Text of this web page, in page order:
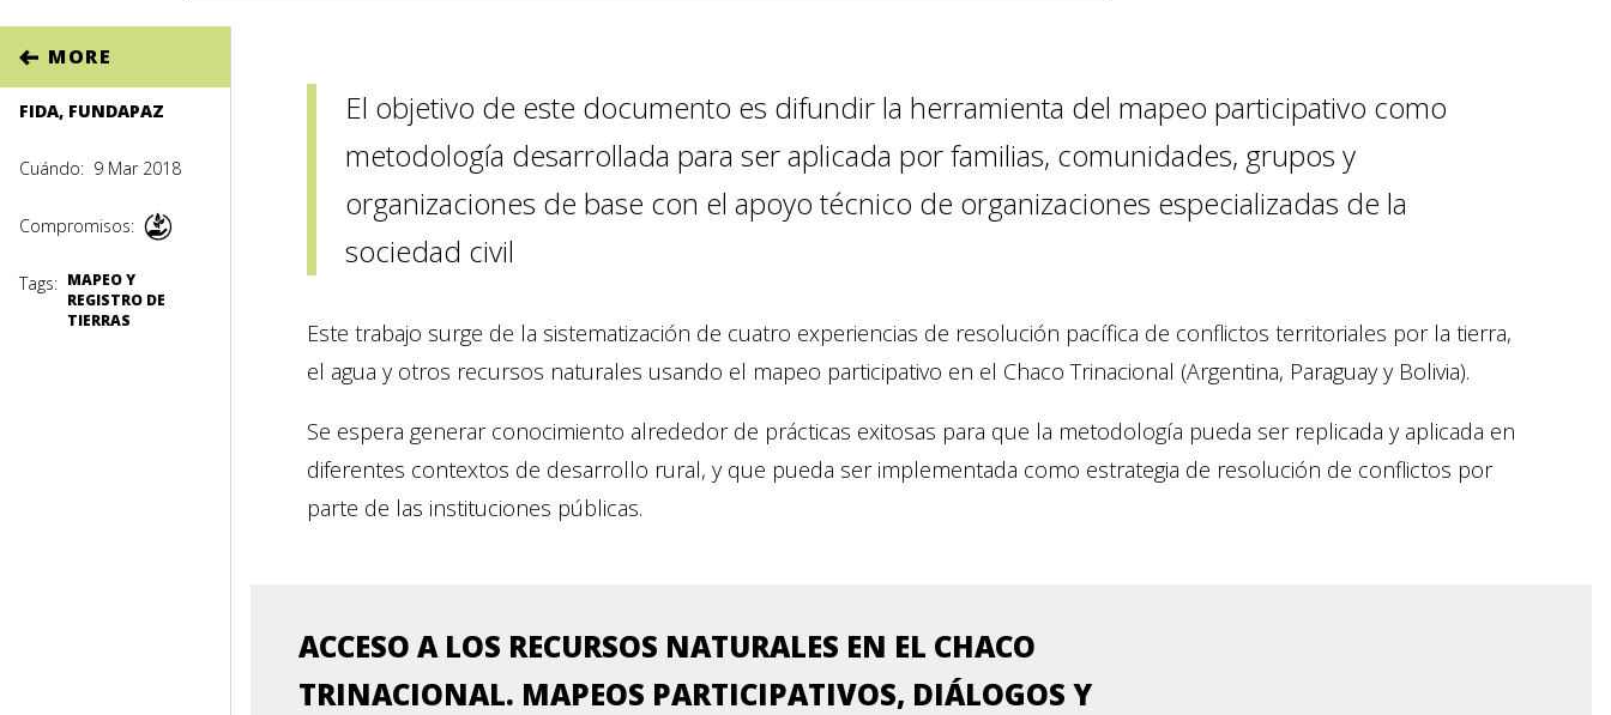
MORE
FIDA, FUNDAPAZ
Cuándo: 9 Mar 2018
Compromisos:
Tags: MAPEO Y
REGISTRO DE
TIERRAS
El objetivo de este documento es difundir la herramienta del mapeo participativo como
metodología desarrollada para ser aplicada por familias, comunidades, grupos y
organizaciones de base con el apoyo técnico de organizaciones especializadas de la
sociedad civil
Este trabajo surge de la sistematización de cuatro experiencias de resolución pacífica de conflictos territoriales por la tierra,
el agua y otros recursos naturales usando el mapeo participativo en el Chaco Trinacional (Argentina, Paraguay y Bolivia).
Se espera generar conocimiento alrededor de prácticas exitosas para que la metodología pueda ser replicada y aplicada en
diferentes contextos de desarrollo rural, y que pueda ser implementada como estrategia de resolución de conflictos por
parte de las instituciones públicas.
ACCESO A LOS RECURSOS NATURALES EN EL CHACO
TRINACIONAL. MAPEOS PARTICIPATIVOS, DIÁLOGOS Y